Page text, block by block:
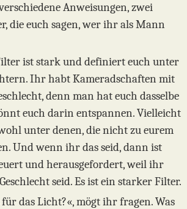
Anweisungen, zwei
die euch sagen, wer ihr als Mann
ist stark und definiert euch unter
Ihr habt Kameradschaften mit
denn man hat euch dasselbe
euch darin entspannen. Vielleicht
unter denen, die nicht zu eurem
Und wenn ihr das seid, dann ist
und herausgefordert, weil ihr
seid. Es ist ein starker Filter.
das Licht?«, mögt ihr fragen. Was